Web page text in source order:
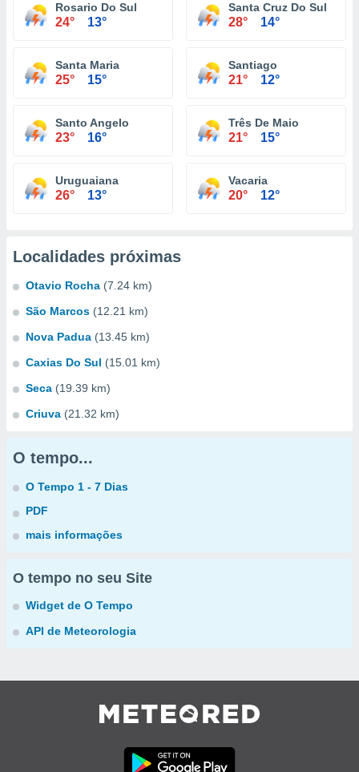
Rosario Do Sul
24° 13°
Santa Cruz Do Sul
28° 14°
Santa Maria
25° 15°
Santiago
21° 12°
Santo Angelo
23° 16°
Três De Maio
21° 15°
Uruguaiana
26° 13°
Vacaria
20° 12°
Localidades próximas
Otavio Rocha (7.24 km)
São Marcos (12.21 km)
Nova Padua (13.45 km)
Caxias Do Sul (15.01 km)
Seca (19.39 km)
Criuva (21.32 km)
O tempo...
O Tempo 1 - 7 Dias
PDF
mais informações
O tempo no seu Site
Widget de O Tempo
API de Meteorologia